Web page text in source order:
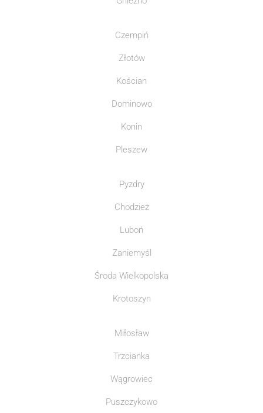
Czempiń
Złotów
Kościan
Dominowo
Konin
Pleszew
Pyzdry
Chodzież
Luboń
Zaniemyśl
Środa Wielkopolska
Krotoszyn
Miłosław
Trzcianka
Wągrowiec
Puszczykowo